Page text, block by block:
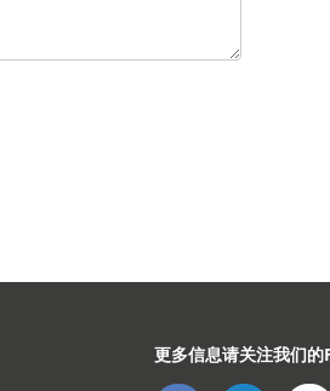
更多信息请关注我们的